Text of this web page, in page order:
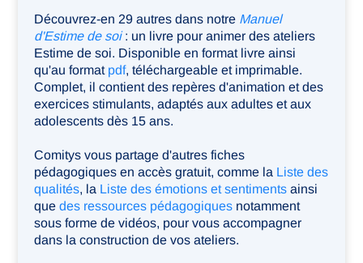
Découvrez-en 29 autres dans notre Manuel
d'Estime de soi: un livre pour animer des ateliers
Estime de soi. Disponible en format livre ainsi
qu'au format pdf, téléchargeable et imprimable.
Complet, il contient des repères d'animation et des
exercices stimulants, adaptés aux adultes et aux
adolescents dès 15 ans.
Comitys vous partage d'autres fiches
pédagogiques en accès gratuit, comme la Liste des
qualités, la Liste des émotions et sentiments ainsi
quedes ressources pédagogiques notamment
sous forme de vidéos, pour vous accompagner
dans la construction de vos ateliers.